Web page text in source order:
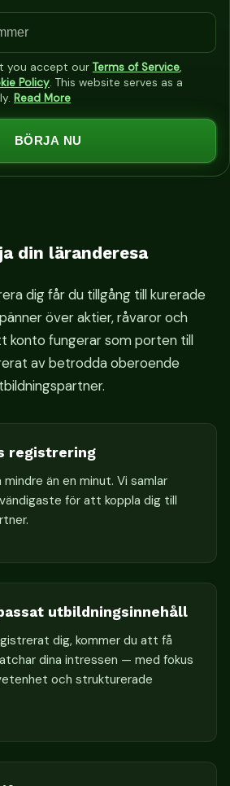
you accept our Terms of Service,
Policy. This website serves as a
Read More
BÖRJA NU
din läranderesa
dig får du tillgång till kurerade
över aktier, råvaror och
konto fungerar som porten till
av betrodda oberoende
registrering
än en minut. Vi samlar
för att koppla dig till
utbildningsinnehåll
dig, kommer du att få
dina intressen — med fokus
och strukturerade